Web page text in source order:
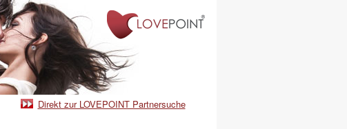
Direkt zur LOVEPOINT Partnersuche